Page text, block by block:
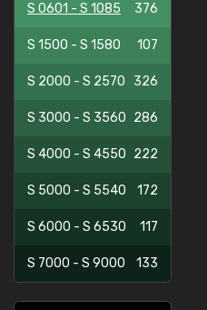
S 0601 - S 1085 376
S 1500 - S 1580 107
S 2000 - S 2570 326
S 3000 - S 3560 286
S 4000 - S 4550 222
S 5000 - S 5540 172
S 6000 - S 6530 117
S 7000 - S 9000 133